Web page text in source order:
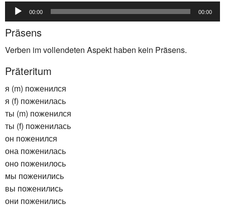
Audio-
Player
00:00 00:00
Präsens
Verben im vollendeten Aspekt haben kein Präsens.
Präteritum
я (m) поженился
я (f) поженилась
ты (m) поженился
ты (f) поженилась
он поженился
она поженилась
оно поженилось
мы поженились
вы поженились
они поженились